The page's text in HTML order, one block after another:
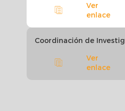
Ver
enlace
Coordinación de
Ver
enlace